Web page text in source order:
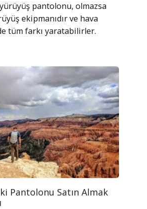
pantolonu, olmazsa
ekipmanıdır ve hava
tüm farkı yaratabilirler.
Pantolonu Satın Almak